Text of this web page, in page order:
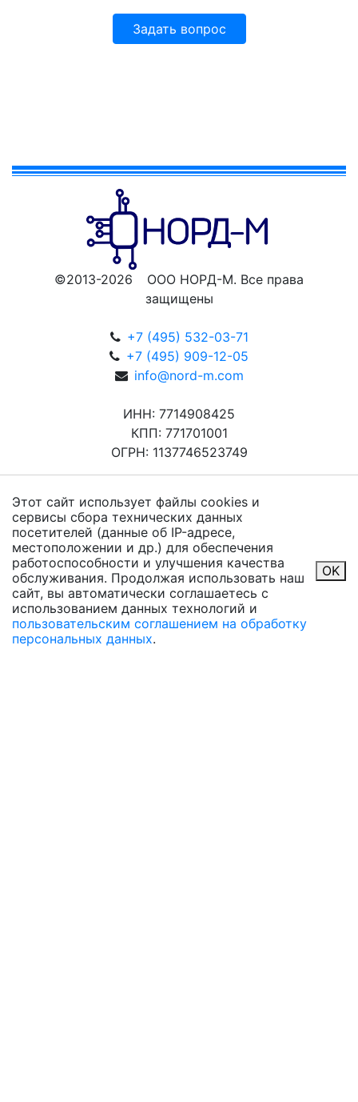
Задать вопрос
©2013-2026 ООО НОРД-М. Все права
защищены
+7 (495) 532-03-71
+7 (495) 909-12-05
info@nord-m.com
ИНН: 7714908425
КПП: 771701001
ОГРН: 1137746523749
Этот сайт использует файлы cookies и
сервисы сбора технических данных
посетителей (данные об IP-адресе,
местоположении и др.) для обеспечения
работоспособности и улучшения качества
обслуживания. Продолжая использовать наш
сайт, вы автоматически соглашаетесь с
использованием данных технологий и
пользовательским соглашением на обработку
персональных данных.
OK